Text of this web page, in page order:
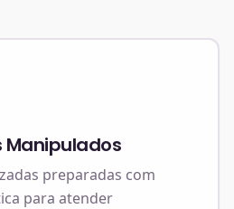
preparadas com
para atender